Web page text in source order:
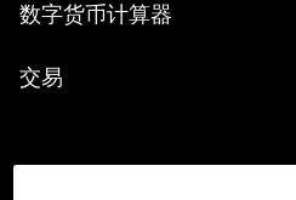
数字货币计算器
交易